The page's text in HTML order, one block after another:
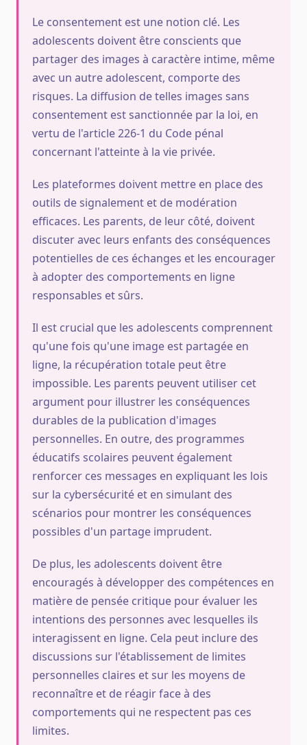
Le consentement est une notion clé. Les
adolescents doivent être conscients que
partager des images à caractère intime, même
avec un autre adolescent, comporte des
risques. La diffusion de telles images sans
consentement est sanctionnée par la loi, en
vertu de l'article 226-1 du Code pénal
concernant l'atteinte à la vie privée.
Les plateformes doivent mettre en place des
outils de signalement et de modération
efficaces. Les parents, de leur côté, doivent
discuter avec leurs enfants des conséquences
potentielles de ces échanges et les encourager
à adopter des comportements en ligne
responsables et sûrs.
Il est crucial que les adolescents comprennent
qu'une fois qu'une image est partagée en
ligne, la récupération totale peut être
impossible. Les parents peuvent utiliser cet
argument pour illustrer les conséquences
durables de la publication d'images
personnelles. En outre, des programmes
éducatifs scolaires peuvent également
renforcer ces messages en expliquant les lois
sur la cybersécurité et en simulant des
scénarios pour montrer les conséquences
possibles d'un partage imprudent.
De plus, les adolescents doivent être
encouragés à développer des compétences en
matière de pensée critique pour évaluer les
intentions des personnes avec lesquelles ils
interagissent en ligne. Cela peut inclure des
discussions sur l'établissement de limites
personnelles claires et sur les moyens de
reconnaître et de réagir face à des
comportements qui ne respectent pas ces
limites.